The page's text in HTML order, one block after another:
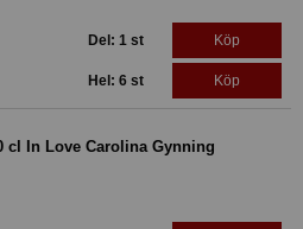
Del: 1 st Köp
Hel: 6 st Köp
cl In Love Carolina Gynning